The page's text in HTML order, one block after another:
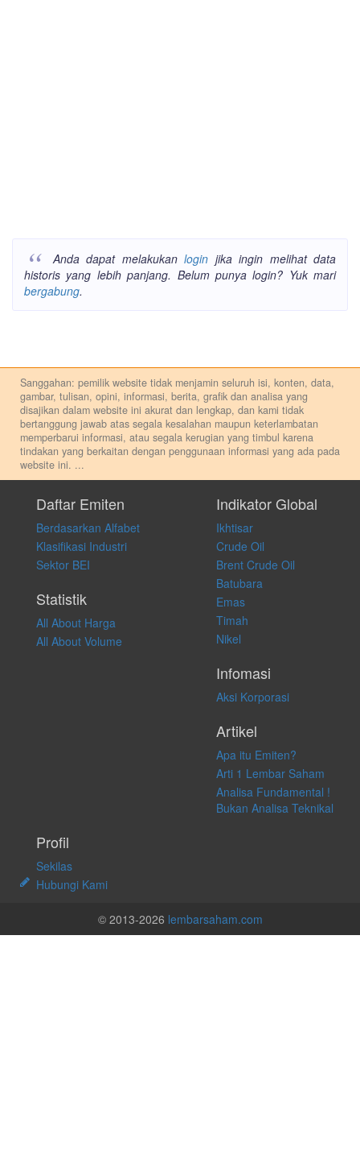
Anda dapat melakukanlogin jika ingin melihat data
historis yang lebih panjang. Belum punya login? Yuk mari
bergabung.
Sanggahan: pemilik website tidak menjamin seluruh isi, konten, data,
gambar, tulisan, opini, informasi, berita, grafik dan analisa yang
disajikan dalam website ini akurat dan lengkap, dan kami tidak
bertanggung jawab atas segala kesalahan maupun keterlambatan
memperbarui informasi, atau segala kerugian yang timbul karena
tindakan yang berkaitan dengan penggunaan informasi yang ada pada
website ini. ...
pribadi. Kami tidak memberi anjuran, saran, rekomendasi untuk
membeli, menjual atau melakukan aktivitas lain yang terkait dengan
transaksi perdagangan apapun, dan kami tidak bertanggung jawab
atas keputusan investasi yang dilakukan dalam kondisi dan situasi
apapun juga, yang diakibatkan secara langsung maupun tidak
langsung atas konten pada website ini.
Daftar Emiten
Berdasarkan Alfabet
Klasifikasi Industri
Sektor BEI
Statistik
All About Harga
All About Volume
Indikator Global
Ikhtisar
Crude Oil
Brent Crude Oil
Batubara
Emas
Timah
Nikel
Infomasi
Aksi Korporasi
Artikel
Apa itu Emiten?
Arti 1 Lembar Saham
Analisa Fundamental !
Bukan Analisa Teknikal
Profil
Sekilas
Hubungi Kami
© 2013-2026 lembarsaham.com